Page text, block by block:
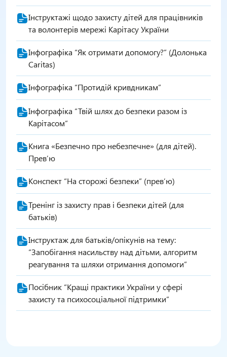
Інструктажі щодо захисту дітей для працівників
та волонтерів мережі Карітасу України
Інфографіка “Як отримати допомогу?” (Долонька
Caritas)
Інфографіка “Протидій кривдникам”
Інфографіка “Твій шлях до безпеки разом із
Карітасом”
Книга «Безпечно про небезпечне» (для дітей).
Прев’ю
Конспект “На сторожі безпеки” (прев’ю)
Тренінг із захисту прав і безпеки дітей (для
батьків)
Інструктаж для батьків/опікунів на тему:
“Запобігання насильству над дітьми, алгоритм
реагування та шляхи отримання допомоги”
Посібник “Кращі практики України у сфері
захисту та психосоціальної підтримки”